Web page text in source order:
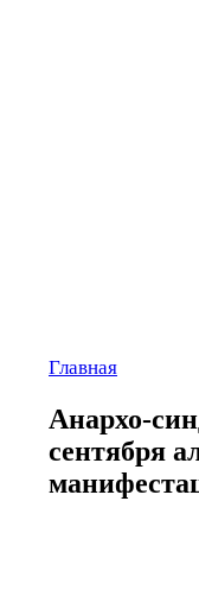
Главная
Анархо-
сентября